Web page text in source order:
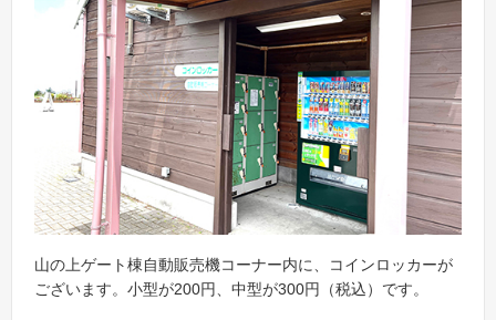
山の上ゲート棟自動販売機コーナー内に、コインロッカーが
ございます。小型が200円、中型が300円（税込）です。